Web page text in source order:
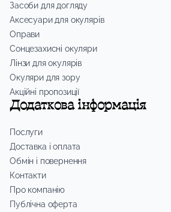
Засоби для догляду
Аксесуари для окулярів
Оправи
Сонцезахисні окуляри
Лінзи для окулярів
Окуляри для зору
Акційні пропозиції
Додаткова інформація
Послуги
Доставка і оплата
Обмін і повернення
Контакти
Про компанію
Публічна оферта